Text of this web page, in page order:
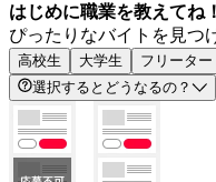
はじめに職業を教えてね！
ぴったりなバイトを見つ
高校生 大学生 フリーター
選択するとどうなるの？